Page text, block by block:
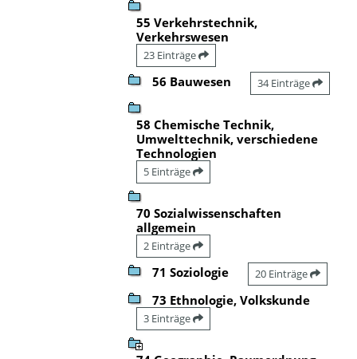
55 Verkehrstechnik,
Verkehrswesen
23 Einträge
56 Bauwesen 34 Einträge
58 Chemische Technik,
Umwelttechnik, verschiedene
Technologien
5 Einträge
70 Sozialwissenschaften
allgemein
2 Einträge
71 Soziologie 20 Einträge
73 Ethnologie, Volkskunde
3 Einträge